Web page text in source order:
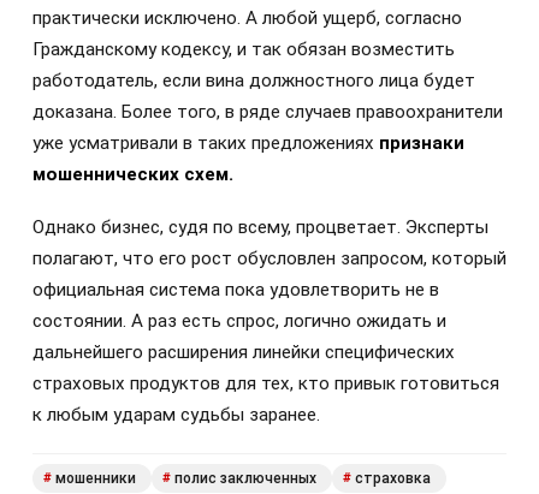
практически исключено. А любой ущерб, согласно
Гражданскому кодексу, и так обязан возместить
работодатель, если вина должностного лица будет
доказана. Более того, в ряде случаев правоохранители
уже усматривали в таких предложениях признаки
мошеннических схем.
Однако бизнес, судя по всему, процветает. Эксперты
полагают, что его рост обусловлен запросом, который
официальная система пока удовлетворить не в
состоянии. А раз есть спрос, логично ожидать и
дальнейшего расширения линейки специфических
страховых продуктов для тех, кто привык готовиться
к любым ударам судьбы заранее.
# мошенники # полис заключенных # страховка